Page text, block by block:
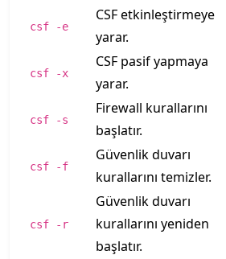
csf -e
CSF etkinleştirmeye
yarar.
csf -x
CSF pasif yapmaya
yarar.
csf -s
Firewall kurallarını
başlatır.
csf -f
Güvenlik duvarı
kurallarını temizler.
csf -r
Güvenlik duvarı
kurallarını yeniden
başlatır.